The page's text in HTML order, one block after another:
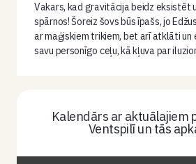
Vakars, kad gravitācija beidz eksistēt
spārnos! Šoreiz šovs būs īpašs, jo
ar maģiskiem trikiem, bet arī atklāti un
savu personīgo ceļu, kā kļuva par
Kalendārs ar aktuālajiem
Ventspilī un tās